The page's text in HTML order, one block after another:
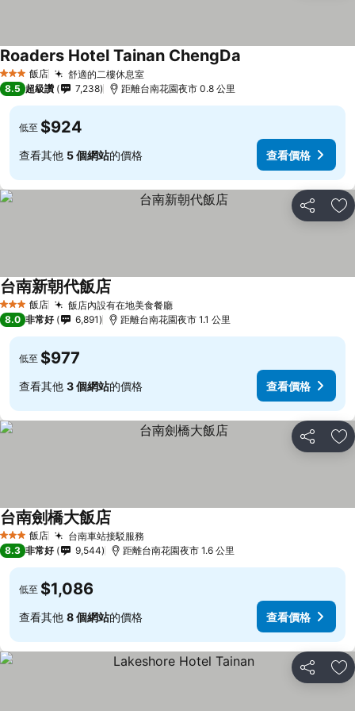
3 星級 飯店 舒適的二樓休息室
Roaders Hotel Tainan ChengDa
8.5 超級讚 7,238 距離台南花園夜市 0.8 公里
低至 $924
查看其他 5 個網站的價格 查看價格
分享 加
3 星級 飯店 飯店內設有在地美食餐廳
台南新朝代飯店
8.0 非常好 6,891 距離台南花園夜市 1.1 公里
低至 $977
查看其他 3 個網站的價格 查看價格
分享 加
3 星級 飯店 台南車站接駁服務
台南劍橋大飯店
8.3 非常好 9,544 距離台南花園夜市 1.6 公里
低至 $1,086
查看其他 8 個網站的價格 查看價格
分享 加